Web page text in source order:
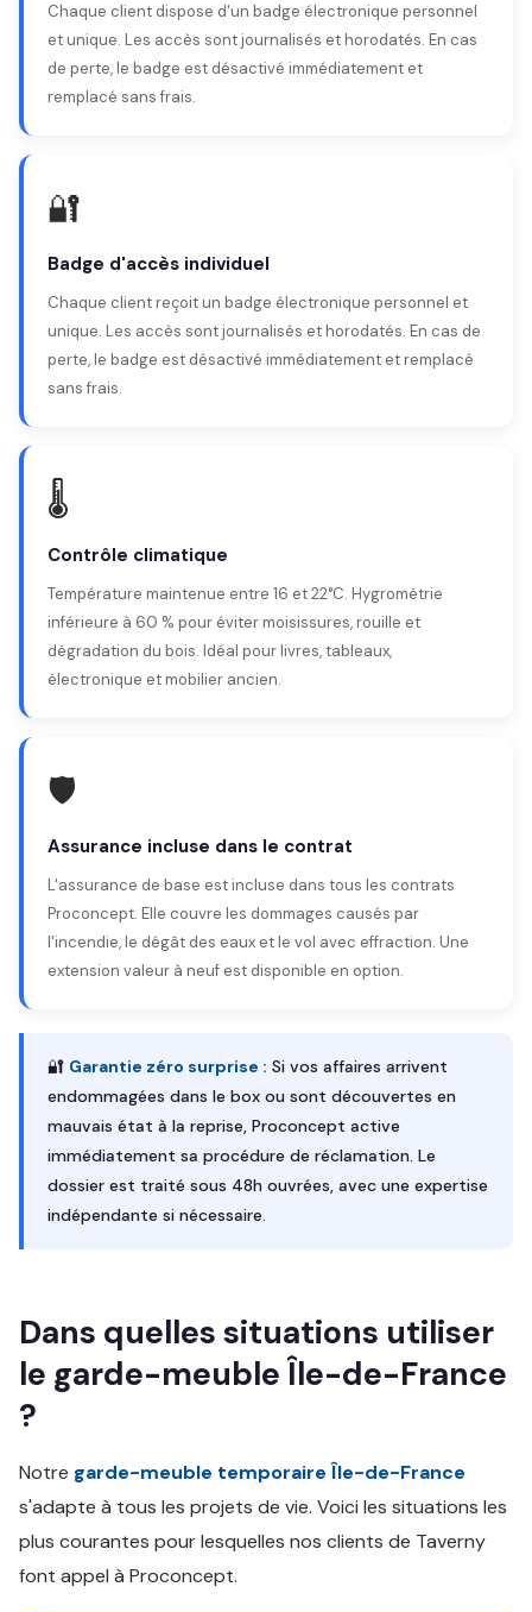
Chaque client dispose d'un badge électronique personnel
et unique. Les accès sont journalisés et horodatés. En cas
de perte, le badge est désactivé immédiatement et
remplacé sans frais.
🔐
Badge d'accès individuel
Chaque client reçoit un badge électronique personnel et
unique. Les accès sont journalisés et horodatés. En cas de
perte, le badge est désactivé immédiatement et remplacé
sans frais.
🌡️
Contrôle climatique
Température maintenue entre 16 et 22°C. Hygrométrie
inférieure à 60 % pour éviter moisissures, rouille et
dégradation du bois. Idéal pour livres, tableaux,
électronique et mobilier ancien.
🛡️
Assurance incluse dans le contrat
L'assurance de base est incluse dans tous les contrats
Proconcept. Elle couvre les dommages causés par
l'incendie, le dégât des eaux et le vol avec effraction. Une
extension valeur à neuf est disponible en option.
🔐 Garantie zéro surprise : Si vos affaires arrivent
endommagées dans le box ou sont découvertes en
mauvais état à la reprise, Proconcept active
immédiatement sa procédure de réclamation. Le
dossier est traité sous 48h ouvrées, avec une expertise
indépendante si nécessaire.
Dans quelles situations utiliser
le garde-meuble Île-de-France
?
Notre garde-meuble temporaire Île-de-France
s'adapte à tous les projets de vie. Voici les situations les
plus courantes pour lesquelles nos clients de Taverny
font appel à Proconcept.